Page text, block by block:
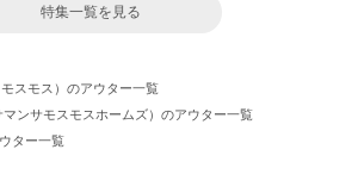
特集一覧を見る
スモス）のアウター一覧
ンサモスモスホームズ）のアウター一覧
ター一覧
（ツハルバイサマンサモスモス）のアウター一覧